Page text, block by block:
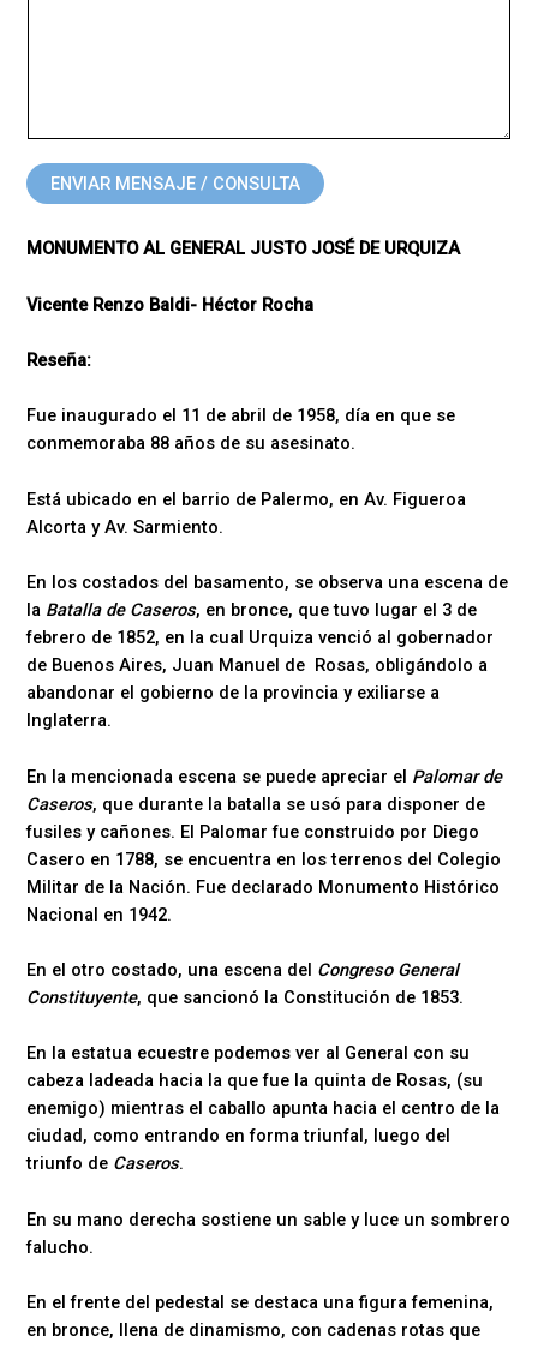
ENVIAR MENSAJE / CONSULTA
MONUMENTO AL GENERAL JUSTO JOSÉ DE URQUIZA
Vicente Renzo Baldi- Héctor Rocha
Reseña:
Fue inaugurado el 11 de abril de 1958, día en que se
conmemoraba 88 años de su asesinato.
Está ubicado en el barrio de Palermo, en Av. Figueroa
Alcorta y Av. Sarmiento.
En los costados del basamento, se observa una escena de
la Batalla de Caseros, en bronce, que tuvo lugar el 3 de
febrero de 1852, en la cual Urquiza venció al gobernador
de Buenos Aires, Juan Manuel de Rosas, obligándolo a
abandonar el gobierno de la provincia y exiliarse a
Inglaterra.
En la mencionada escena se puede apreciar el Palomar de
Caseros, que durante la batalla se usó para disponer de
fusiles y cañones. El Palomar fue construido por Diego
Casero en 1788, se encuentra en los terrenos del Colegio
Militar de la Nación. Fue declarado Monumento Histórico
Nacional en 1942.
En el otro costado, una escena del Congreso General
Constituyente, que sancionó la Constitución de 1853.
En la estatua ecuestre podemos ver al General con su
cabeza ladeada hacia la que fue la quinta de Rosas, (su
enemigo) mientras el caballo apunta hacia el centro de la
ciudad, como entrando en forma triunfal, luego del
triunfo de Caseros.
En su mano derecha sostiene un sable y luce un sombrero
falucho.
En el frente del pedestal se destaca una figura femenina,
en bronce, llena de dinamismo, con cadenas rotas que